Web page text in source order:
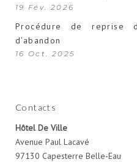
19 Fév. 2026
Procédure de reprise
d’abandon
16 Oct. 2025
Contacts
Hôtel De Ville
Avenue Paul Lacavé
97130 Capesterre Belle-Eau